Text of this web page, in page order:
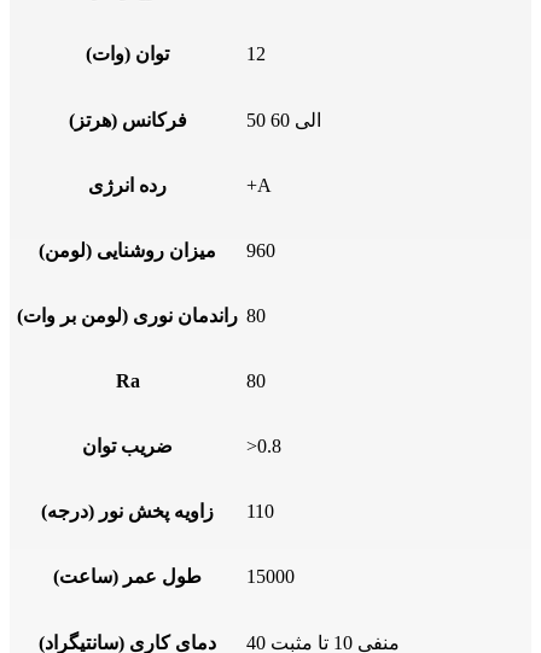
توان (وات) 12
فرکانس (هرتز) 50 الی 60
رده انرژی +A
میزان روشنایی (لومن) 960
راندمان نوری (لومن بر وات) 80
Ra 80
ضریب توان >0.8
زاویه پخش نور (درجه) 110
طول عمر (ساعت) 15000
دمای کاری (سانتیگراد) منفی 10 تا مثبت 40